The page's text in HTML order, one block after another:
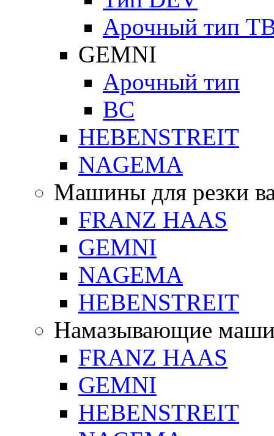
Арочный тип
GEMNI
Арочный тип
ВС
HEBENSTREIT
NAGEMA
Машины для резки
FRANZ HAAS
GEMNI
NAGEMA
HEBENSTREIT
Намазывающие
FRANZ HAAS
GEMNI
HEBENSTREIT